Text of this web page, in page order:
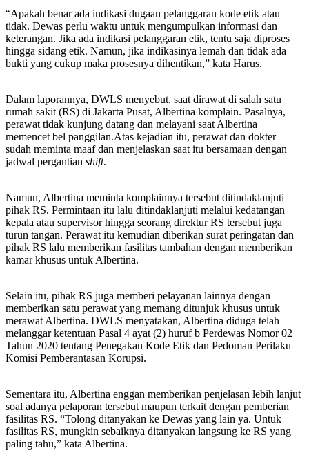
“Apakah benar ada indikasi dugaan pelanggaran kode etik atau
tidak. Dewas perlu waktu untuk mengumpulkan informasi dan
keterangan. Jika ada indikasi pelanggaran etik, tentu saja diproses
hingga sidang etik. Namun, jika indikasinya lemah dan tidak ada
bukti yang cukup maka prosesnya dihentikan,” kata Harus.
Dalam laporannya, DWLS menyebut, saat dirawat di salah satu
rumah sakit (RS) di Jakarta Pusat, Albertina komplain. Pasalnya,
perawat tidak kunjung datang dan melayani saat Albertina
memencet bel panggilan.Atas kejadian itu, perawat dan dokter
sudah meminta maaf dan menjelaskan saat itu bersamaan dengan
jadwal pergantian shift.
Namun, Albertina meminta komplainnya tersebut ditindaklanjuti
pihak RS. Permintaan itu lalu ditindaklanjuti melalui kedatangan
kepala atau supervisor hingga seorang direktur RS tersebut juga
turun tangan. Perawat itu kemudian diberikan surat peringatan dan
pihak RS lalu memberikan fasilitas tambahan dengan memberikan
kamar khusus untuk Albertina.
Selain itu, pihak RS juga memberi pelayanan lainnya dengan
memberikan satu perawat yang memang ditunjuk khusus untuk
merawat Albertina. DWLS menyatakan, Albertina diduga telah
melanggar ketentuan Pasal 4 ayat (2) huruf b Perdewas Nomor 02
Tahun 2020 tentang Penegakan Kode Etik dan Pedoman Perilaku
Komisi Pemberantasan Korupsi.
Sementara itu, Albertina enggan memberikan penjelasan lebih lanjut
soal adanya pelaporan tersebut maupun terkait dengan pemberian
fasilitas RS. “Tolong ditanyakan ke Dewas yang lain ya. Untuk
fasilitas RS, mungkin sebaiknya ditanyakan langsung ke RS yang
paling tahu,” kata Albertina.